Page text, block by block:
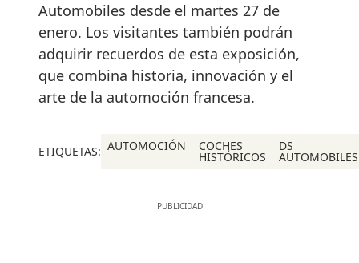
Automobiles desde el martes 27 de
enero. Los visitantes también podrán
adquirir recuerdos de esta exposición,
que combina historia, innovación y el
arte de la automoción francesa.
ETIQUETAS: AUTOMOCIÓN COCHES
HISTÓRICOS
DS
AUTOMOBILES